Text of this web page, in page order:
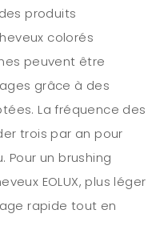
produits
colorés
peuvent être
grâce à des
La fréquence des
trois par an pour
Pour un brushing
EOLUX, plus léger
rapide tout en